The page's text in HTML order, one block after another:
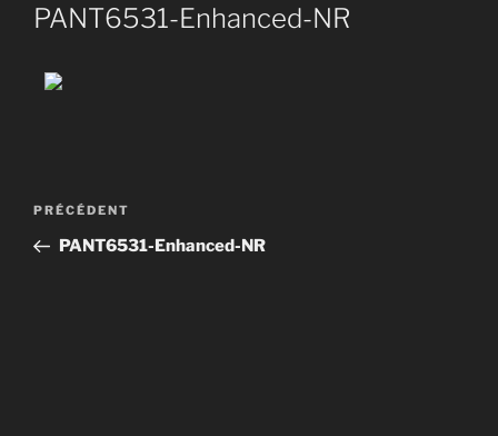
PANT6531-Enhanced-NR
Navigation
l’article
Article
précédent
PRÉCÉDENT
PANT6531-Enhanced-NR